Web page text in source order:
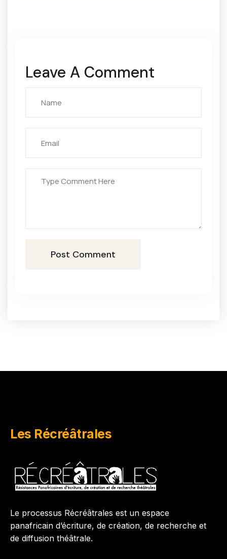
Leave A Comment
Post Comment
Les Récréâtrales
Le processus Récréâtrales est un espace
panafricain d’écriture, de création, de recherche et
de diffusion théâtrale.